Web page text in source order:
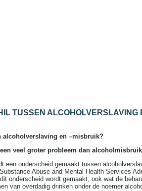
TUSSEN ALCOHOLVERSLAVING
alcoholverslaving en –misbruik?
veel groter probleem dan alcoholmisbruik
een onderscheid gemaakt tussen
Abuse and Mental Health Services
onderscheid wordt gemaakt, ook wat de
van overdadig drinken onder de noemer